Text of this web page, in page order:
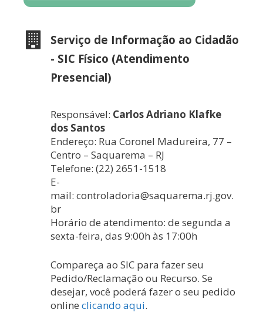
Serviço de Informação ao Cidadão
- SIC Físico (Atendimento
Presencial)
Responsável: Carlos Adriano Klafke
dos Santos
Endereço: Rua Coronel Madureira, 77 –
Centro – Saquarema – RJ
Telefone: (22) 2651-1518
E-
mail: controladoria@saquarema.rj.gov.
br
Horário de atendimento: de segunda a
sexta-feira, das 9:00h às 17:00h
Compareça ao SIC para fazer seu
Pedido/Reclamação ou Recurso. Se
desejar, você poderá fazer o seu pedido
online clicando aqui.